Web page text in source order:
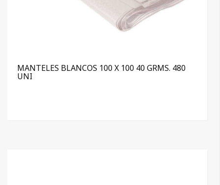
MANTELES BLANCOS 100 X 100 40 GRMS. 480
UNI